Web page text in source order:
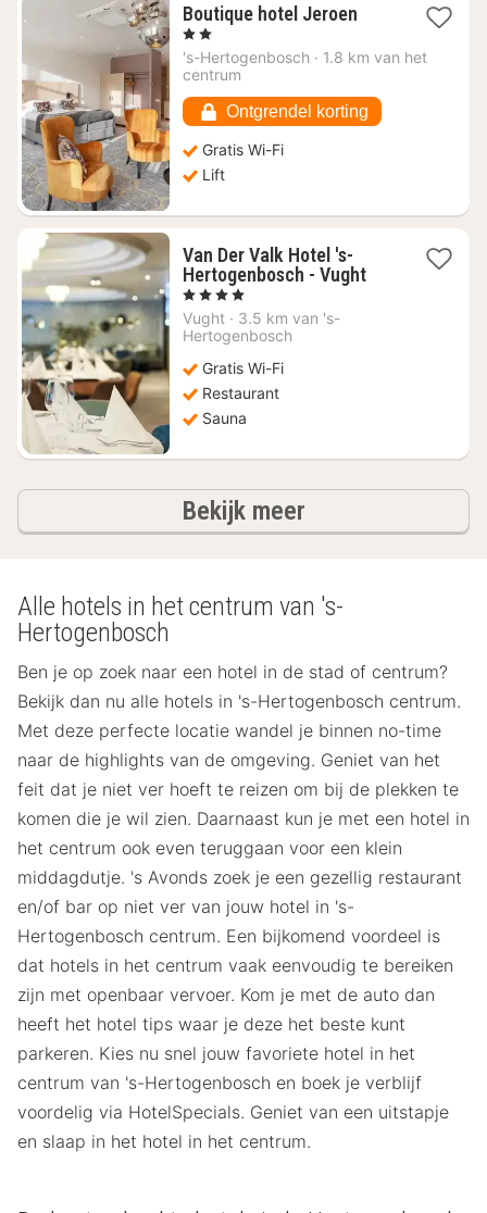
Boutique hotel Jeroen1
vanaf
, 2 Sterren
's-Hertogenbosch · 1.8 km van het
centrum
Ontgrendel korting
Gratis Wi-Fi
Lift
Van Der Valk Hotel 's-
Hertogenbosch - Vught1
, 4 Sterren
Vught · 3.5 km van 's-
Hertogenbosch
Gratis Wi-Fi
Restaurant
Sauna
Bekijk meerhotels
Alle hotels in het centrum van 's-
Hertogenbosch
Ben je op zoek naar een hotel in de stad of centrum?
Bekijk dan nu alle hotels in 's-Hertogenbosch centrum.
Met deze perfecte locatie wandel je binnen no-time
naar de highlights van de omgeving. Geniet van het
feit dat je niet ver hoeft te reizen om bij de plekken te
komen die je wil zien. Daarnaast kun je met een hotel in
het centrum ook even teruggaan voor een klein
middagdutje. 's Avonds zoek je een gezellig restaurant
en/of bar op niet ver van jouw hotel in 's-
Hertogenbosch centrum. Een bijkomend voordeel is
dat hotels in het centrum vaak eenvoudig te bereiken
zijn met openbaar vervoer. Kom je met de auto dan
heeft het hotel tips waar je deze het beste kunt
parkeren. Kies nu snel jouw favoriete hotel in het
centrum van 's-Hertogenbosch en boek je verblijf
voordelig via HotelSpecials. Geniet van een uitstapje
en slaap in het hotel in het centrum.